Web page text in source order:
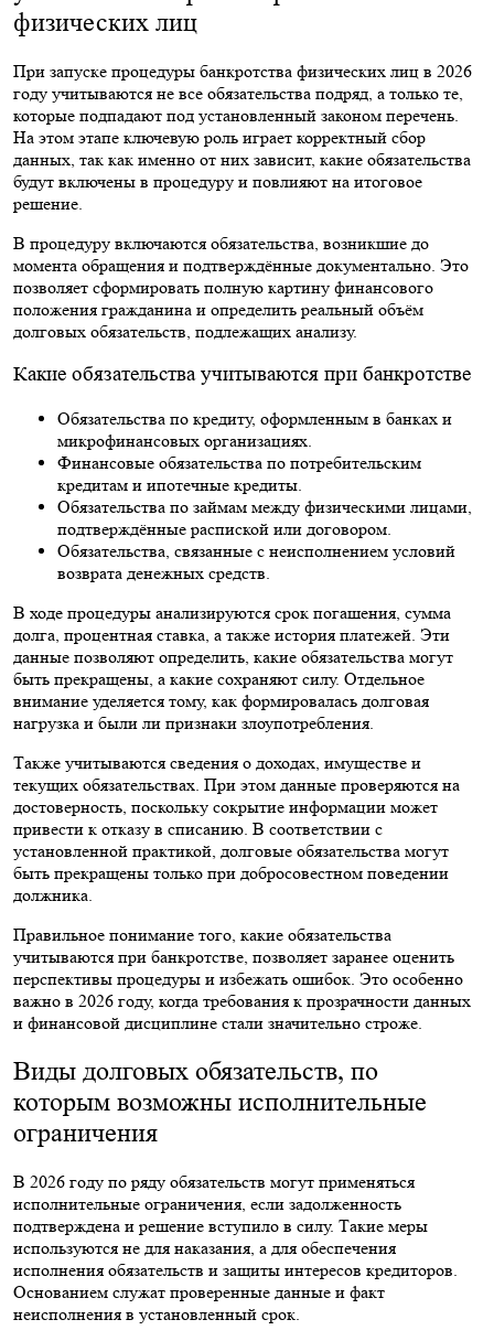
физических лиц
При запуске процедуры банкротства физических лиц в 2026
году учитываются не все обязательства подряд, а только те,
которые подпадают под установленный законом перечень.
На этом этапе ключевую роль играет корректный сбор
данных, так как именно от них зависит, какие обязательства
будут включены в процедуру и повлияют на итоговое
решение.
В процедуру включаются обязательства, возникшие до
момента обращения и подтверждённые документально. Это
позволяет сформировать полную картину финансового
положения гражданина и определить реальный объём
долговых обязательств, подлежащих анализу.
Какие обязательства учитываются при банкротстве
Обязательства по кредиту, оформленным в банках и
микрофинансовых организациях.
Финансовые обязательства по потребительским
кредитам и ипотечные кредиты.
Обязательства по займам между физическими лицами,
подтверждённые распиской или договором.
Обязательства, связанные с неисполнением условий
возврата денежных средств.
В ходе процедуры анализируются срок погашения, сумма
долга, процентная ставка, а также история платежей. Эти
данные позволяют определить, какие обязательства могут
быть прекращены, а какие сохраняют силу. Отдельное
внимание уделяется тому, как формировалась долговая
нагрузка и были ли признаки злоупотребления.
Также учитываются сведения о доходах, имуществе и
текущих обязательствах. При этом данные проверяются на
достоверность, поскольку сокрытие информации может
привести к отказу в списанию. В соответствии с
установленной практикой, долговые обязательства могут
быть прекращены только при добросовестном поведении
должника.
Правильное понимание того, какие обязательства
учитываются при банкротстве, позволяет заранее оценить
перспективы процедуры и избежать ошибок. Это особенно
важно в 2026 году, когда требования к прозрачности данных
и финансовой дисциплине стали значительно строже.
Виды долговых обязательств, по
которым возможны исполнительные
ограничения
В 2026 году по ряду обязательств могут применяться
исполнительные ограничения, если задолженность
подтверждена и решение вступило в силу. Такие меры
используются не для наказания, а для обеспечения
исполнения обязательств и защиты интересов кредиторов.
Основанием служат проверенные данные и факт
неисполнения в установленный срок.